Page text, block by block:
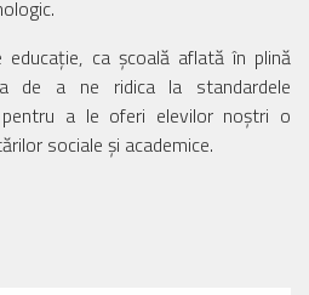
ca școală aflată în plină
de a ne ridica la standardele
pentru a le oferi elevilor noștri o
sociale și academice.